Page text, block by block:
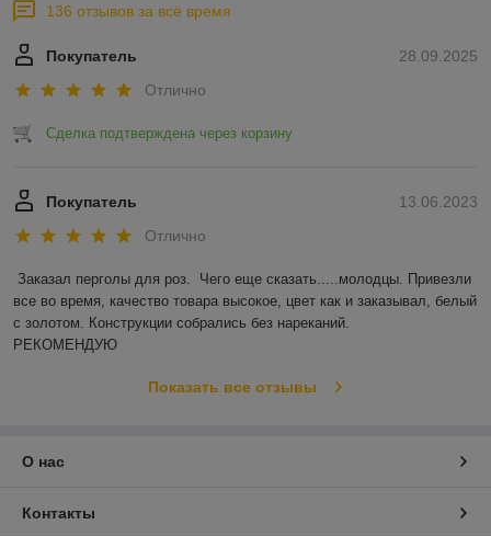
136 отзывов за всё время
28.09.2025
Покупатель
Отлично
Сделка подтверждена через корзину
13.06.2023
Покупатель
Отлично
Заказал перголы для роз.  Чего еще сказать.....молодцы. Привезли
все во время, качество товара высокое, цвет как и заказывал, белый
с золотом. Конструкции собрались без нареканий.
РЕКОМЕНДУЮ
Показать все отзывы
О нас
Контакты